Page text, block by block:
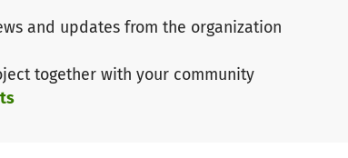
ein unvergessliches Erlebnis zwischen
and updates from the organization
together with your community